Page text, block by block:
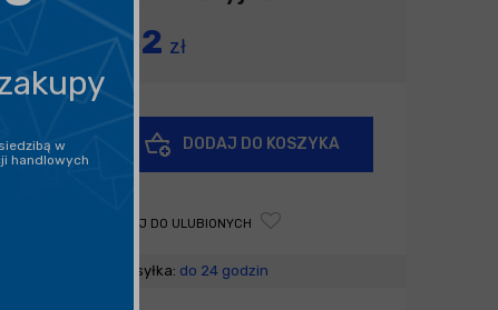
3 484,82 zł
-
DODAJ DO KOSZYKA
DODAJ DO ULUBIONYCH
Wysyłka: do 24 godzin
w
handlowych